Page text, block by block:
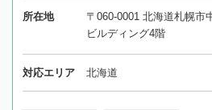
所在地
〒060-0001 北海道札幌市
ビルディング4階
対応エリア 北海道